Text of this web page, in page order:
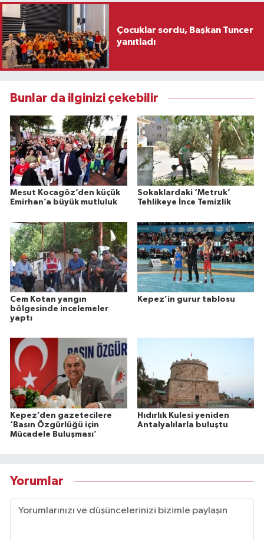
Çocuklar sordu, Başkan Tuncer
yanıtladı
Bunlar da ilginizi çekebilir
Mesut Kocagöz’den küçük
Emirhan’a büyük mutluluk
Sokaklardaki ‘Metruk’
Tehlikeye İnce Temizlik
Cem Kotan yangın
bölgesinde incelemeler
yaptı
Kepez’in gurur tablosu
Kepez’den gazetecilere
‘Basın Özgürlüğü için
Mücadele Buluşması’
Hıdırlık Kulesi yeniden
Antalyalılarla buluştu
Yorumlar